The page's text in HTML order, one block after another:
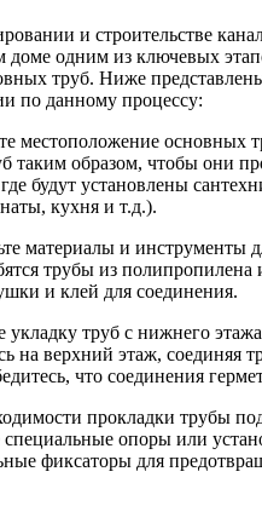
и строительстве
доме одним из ключевых
труб. Ниже
по данному процессу:
местоположение основных
таким образом, чтобы они
будут установлены
кухня и т.д.).
материалы и инструменты
трубы из
и клей для соединения.
укладку труб с нижнего
на верхний этаж, соединяя
что соединения
прокладки трубы
специальные опоры или
фиксаторы для